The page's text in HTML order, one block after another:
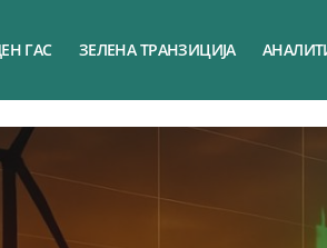
ГАС ЗЕЛЕНА ТРАНЗИЦИЈА